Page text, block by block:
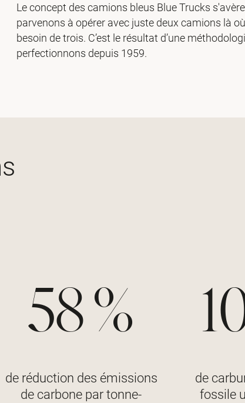
Le concept des camions bleus Blue Trucks
parvenons à opérer avec juste deux camions là
besoin de trois. C’est le résultat d’une
perfectionnons depuis 1959.
58 %
de réduction des émissions
de carbone par tonne-
de
fossile